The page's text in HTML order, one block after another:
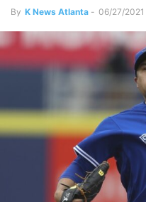
By K News Atlanta - 06/27/2021